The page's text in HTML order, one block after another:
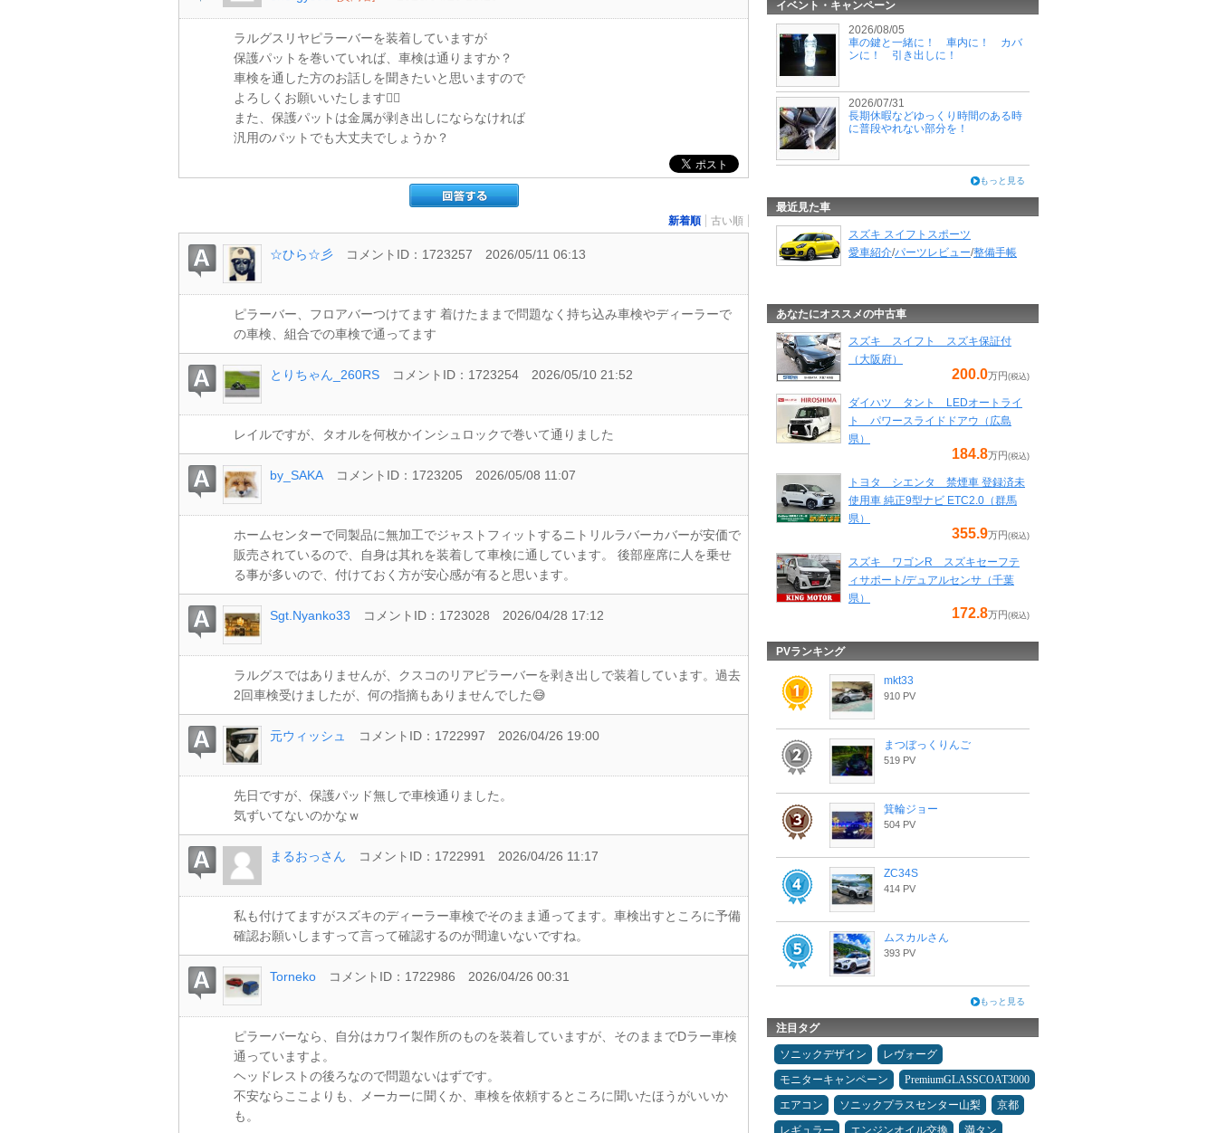
ラルグスリヤピラーバーを装着していますが
保護パットを巻いていれば、車検は通りますか？
車検を通した方のお話しを聞きたいと思いますので
よろしくお願いいたします🙇‍♂️
また、保護パットは金属が剥き出しにならなければ
汎用のパットでも大丈夫でしょうか？
新着順 古い順
☆ひら☆彡 コメントID：1723257 2026/05/11 06:13
ピラーバー、フロアバーつけてます 着けたままで問題なく持ち込み車検やディーラーで
の車検、組合での車検で通ってます
とりちゃん_260RS コメントID：1723254 2026/05/10 21:52
レイルですが、タオルを何枚かインシュロックで巻いて通りました
by_SAKA コメントID：1723205 2026/05/08 11:07
ホームセンターで同製品に無加工でジャストフィットするニトリルラバーカバーが安価で
販売されているので、自身は其れを装着して車検に通しています。 後部座席に人を乗せ
る事が多いので、付けておく方が安心感が有ると思います。
Sgt.Nyanko33 コメントID：1723028 2026/04/28 17:12
ラルグスではありませんが、クスコのリアピラーバーを剥き出しで装着しています。過去
2回車検受けましたが、何の指摘もありませんでした😅
元ウィッシュ コメントID：1722997 2026/04/26 19:00
先日ですが、保護パッド無しで車検通りました。
気ずいてないのかなｗ
まるおっさん コメントID：1722991 2026/04/26 11:17
私も付けてますがスズキのディーラー車検でそのまま通ってます。車検出すところに予備
確認お願いしますって言って確認するのが間違いないですね。
Torneko コメントID：1722986 2026/04/26 00:31
ピラーバーなら、自分はカワイ製作所のものを装着していますが、そのままでDラー車検
通っていますよ。
ヘッドレストの後ろなので問題ないはずです。
不安ならここよりも、メーカーに聞くか、車検を依頼するところに聞いたほうがいいか
も。
イベント・キャンペーン
2026/08/05
車の鍵と一緒に！ 車内に！ カバ
ンに！ 引き出しに！
2026/07/31
長期休暇などゆっくり時間のある時
に普段やれない部分を！
もっと見る
最近見た車
スズキ スイフトスポーツ
愛車紹介/パーツレビュー/整備手帳
あなたにオススメの中古車
スズキ スイフト スズキ保証付
（大阪府）
200.0万円 (税込)
ダイハツ タント LEDオートライ
ト パワースライドドアウ（広島
県）
184.8万円 (税込)
トヨタ シエンタ 禁煙車 登録済未
使用車 純正9型ナビ ETC2.0（群馬
県）
355.9万円 (税込)
スズキ ワゴンR スズキセーフテ
ィサポート/デュアルセンサ（千葉
県）
172.8万円 (税込)
PVランキング
mkt33
910 PV
まつぼっくりんご
519 PV
箕輪ジョー
504 PV
ZC34S
414 PV
ムスカルさん
393 PV
もっと見る
注目タグ
ソニックデザイン
レヴォーグ
モニターキャンペーン
PremiumGLASSCOAT3000
エアコン
ソニックプラスセンター山梨
京都